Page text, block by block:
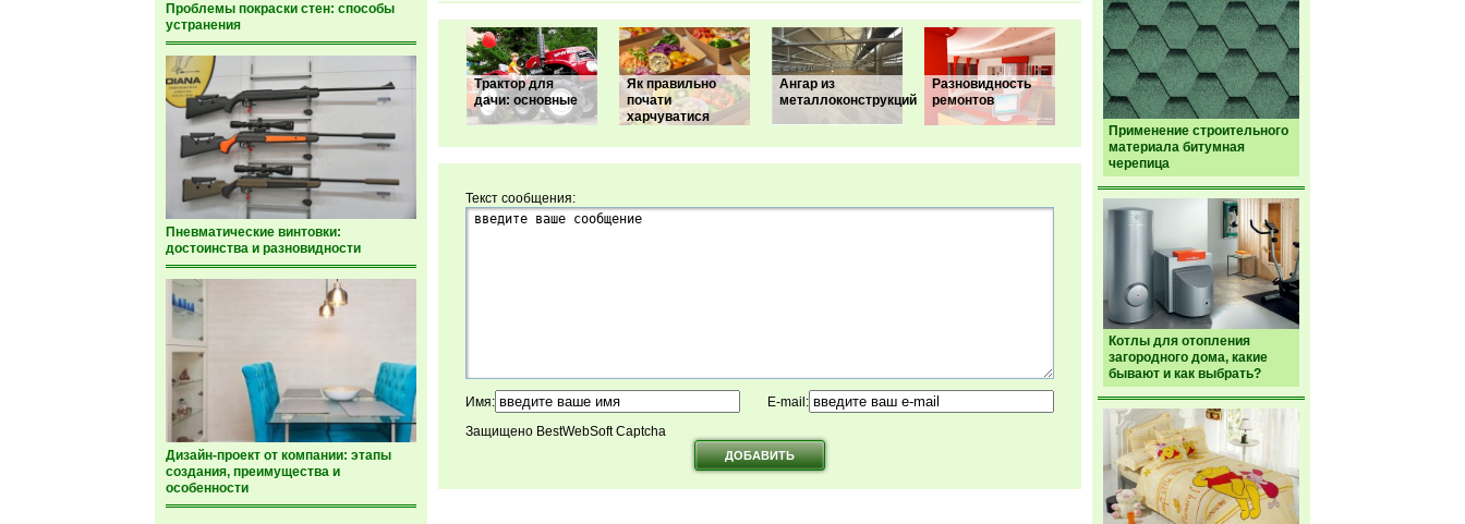
Проблемы покраски стен: способы
устранения
Пневматические винтовки:
достоинства и разновидности
Дизайн-проект от компании: этапы
создания, преимущества и
особенности
Применение строительного
материала битумная
черепица
Котлы для отопления
загородного дома, какие
бывают и как выбрать?
Трактор для
дачи: основные
Як правильно
почати
харчуватися
Ангар из
металлоконструкций
Разновидность
ремонтов
Текст сообщения:
Имя:
E-mail:
Защищено BestWebSoft Captcha